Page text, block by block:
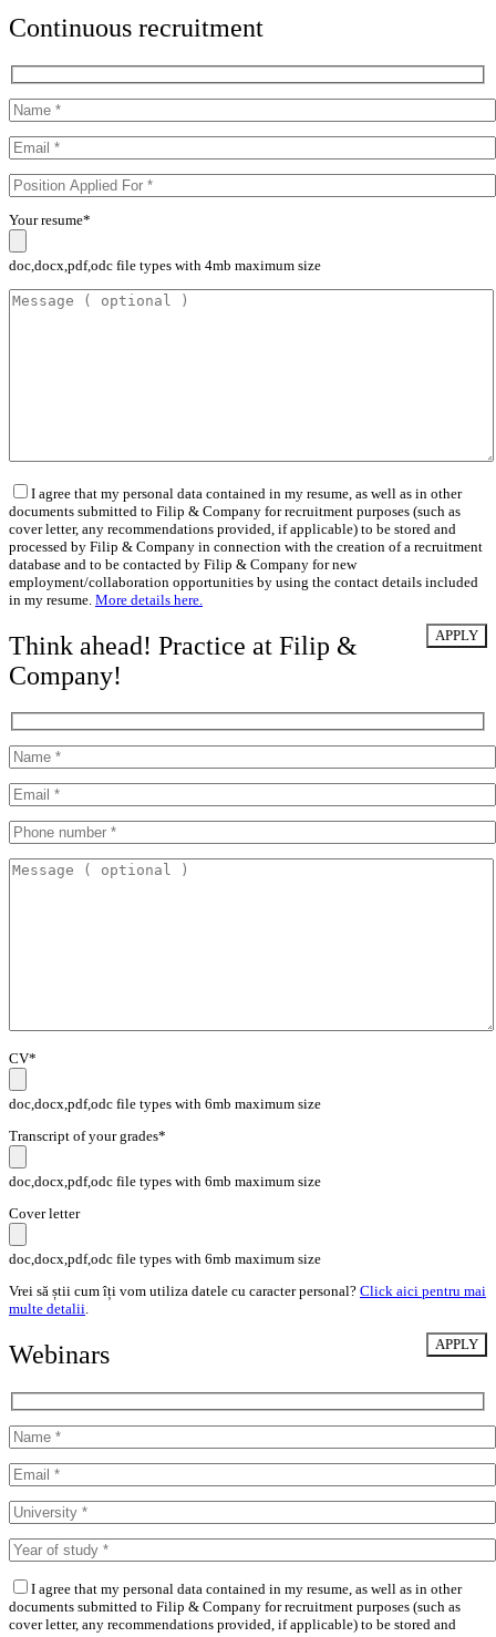
Continuous recruitment
Your resume*
doc,docx,pdf,odc file types with 4mb maximum size
I agree that my personal data contained in my resume, as well as in other
documents submitted to Filip & Company for recruitment purposes (such as
cover letter, any recommendations provided, if applicable) to be stored and
processed by Filip & Company in connection with the creation of a recruitment
database and to be contacted by Filip & Company for new
employment/collaboration opportunities by using the contact details included
in my resume. More details here.
Think ahead! Practice at Filip &
Company!
CV*
doc,docx,pdf,odc file types with 6mb maximum size
Transcript of your grades*
doc,docx,pdf,odc file types with 6mb maximum size
Cover letter
doc,docx,pdf,odc file types with 6mb maximum size
Vrei să știi cum îți vom utiliza datele cu caracter personal? Click aici pentru mai
multe detalii.
Webinars
I agree that my personal data contained in my resume, as well as in other
documents submitted to Filip & Company for recruitment purposes (such as
cover letter, any recommendations provided, if applicable) to be stored and